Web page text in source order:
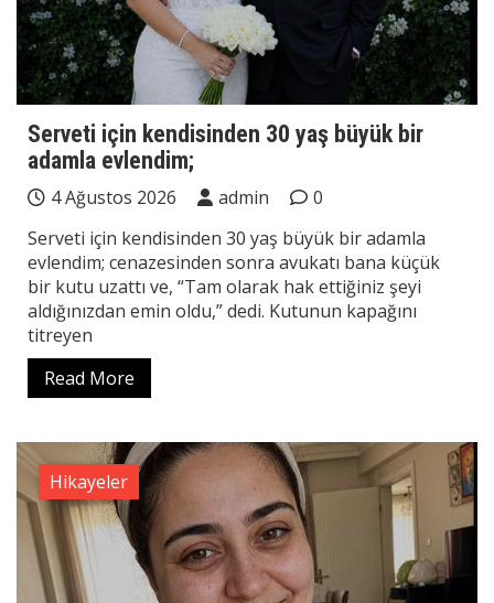
Serveti için kendisinden 30 yaş büyük bir
adamla evlendim;
4 Ağustos 2026 admin
0
Serveti için kendisinden 30 yaş büyük bir adamla
evlendim; cenazesinden sonra avukatı bana küçük
bir kutu uzattı ve, “Tam olarak hak ettiğiniz şeyi
aldığınızdan emin oldu,” dedi. Kutunun kapağını
titreyen
Read More
Hikayeler